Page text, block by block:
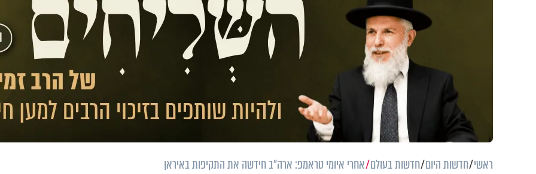
ראשי חדשות היום חדשות בעולם אחרי איומי טראמפ: ארה"ב חידשה את התקיפות באיראן